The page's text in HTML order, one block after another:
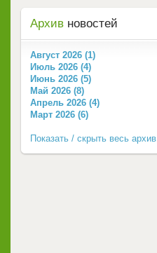
Архив новостей
Август 2026 (1)
Июль 2026 (4)
Июнь 2026 (5)
Май 2026 (8)
Апрель 2026 (4)
Март 2026 (6)
Показать / скрыть весь архив